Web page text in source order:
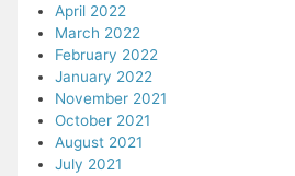
April 2022
March 2022
February 2022
January 2022
November 2021
October 2021
August 2021
July 2021